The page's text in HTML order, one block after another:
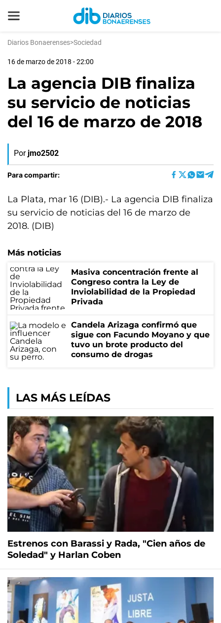
Diarios Bonaerenses>Sociedad
16 de marzo de 2018 - 22:00
La agencia DIB finaliza
su servicio de noticias
del 16 de marzo de 2018
Por jmo2502
Para compartir:
La Plata, mar 16 (DIB).- La agencia DIB finaliza
su servicio de noticias del 16 de marzo de
2018. (DIB)
Más noticias
Masiva concentración frente al
Congreso contra la Ley de
Inviolabilidad de la Propiedad
Privada
Candela Arizaga confirmó que
sigue con Facundo Moyano y que
tuvo un brote producto del
consumo de drogas
LAS MÁS LEÍDAS
Estrenos con Barassi y Rada, "Cien años de
Soledad" y Harlan Coben